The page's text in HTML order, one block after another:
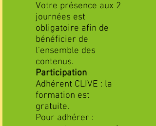
Votre présence aux 2
journées est
obligatoire afin de
bénéficier de
l'ensemble des
contenus.
Participation
Adhérent CLIVE : la
formation est
gratuite.
Pour adhérer :